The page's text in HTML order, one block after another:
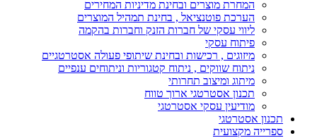
המחרת מוצרים ובחינת מדיניות המחירים
הערכת פוטנציאל , בחינת תמהיל המוצרים
ליווי עסקי של חברות הזנק וחברות בהקמה
פיתוח עסקי
מיזוגים , רכישות ובחינת שיתופי פעולה אסטרטגיים
ניתוח שווקים , ניתוח קטגוריות וניתוחים ענפיים
מיתוג ומיצוב תחרותי
תכנון אסטרטגי ארוך טווח
מודיעין עסקי אסטרטגי
תכנון אסטרטגי
ספרייה מקצועית